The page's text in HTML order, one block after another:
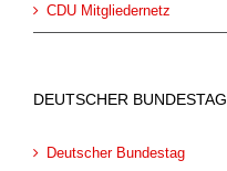
CDU Mitgliedernetz
DEUTSCHER BUNDESTAG
Deutscher Bundestag